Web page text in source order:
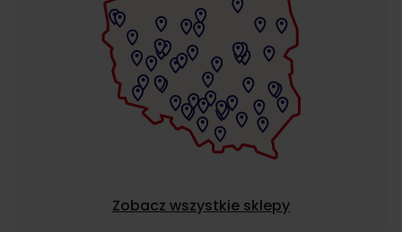
Zobacz wszystkie sklepy